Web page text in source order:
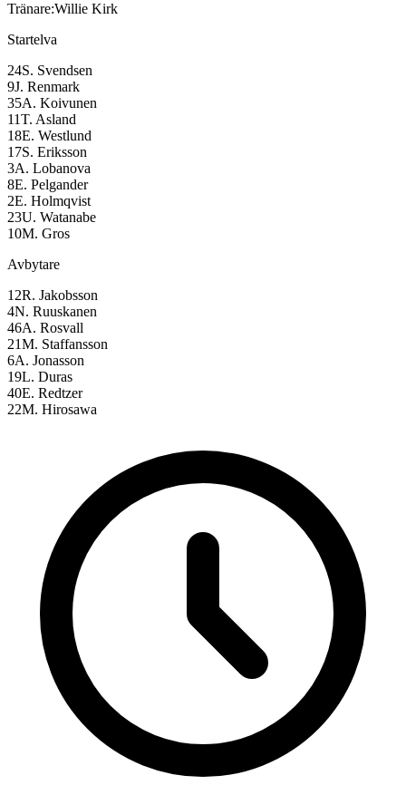
Tränare:Willie Kirk
Startelva
24S. Svendsen
9J. Renmark
35A. Koivunen
11T. Asland
18E. Westlund
17S. Eriksson
3A. Lobanova
8E. Pelgander
2E. Holmqvist
23U. Watanabe
10M. Gros
Avbytare
12R. Jakobsson
4N. Ruuskanen
46A. Rosvall
21M. Staffansson
6A. Jonasson
19L. Duras
40E. Redtzer
22M. Hirosawa